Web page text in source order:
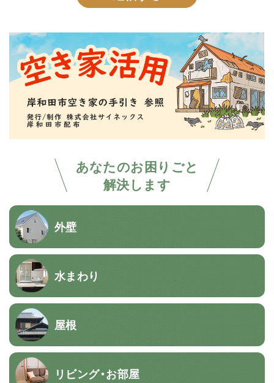
あなたのお困りごと
解決します
外壁
水まわり
屋根
リビング・お部屋